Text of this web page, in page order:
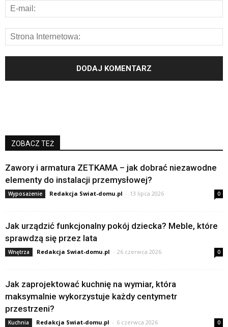
ZOBACZ TEŻ
Zawory i armatura ZETKAMA – jak dobrać niezawodne
elementy do instalacji przemysłowej?
Wyposażenie Redakcja Swiat-domu.pl - 13 lipca 2026 0
Jak urządzić funkcjonalny pokój dziecka? Meble, które
sprawdzą się przez lata
Wnętrza Redakcja Swiat-domu.pl - 26 czerwca 2026 0
Jak zaprojektować kuchnię na wymiar, która
maksymalnie wykorzystuje każdy centymetr
przestrzeni?
Kuchnia Redakcja Swiat-domu.pl - 6 czerwca 2026 0